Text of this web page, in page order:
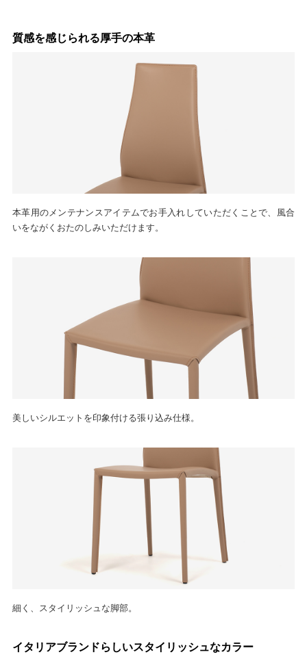
質感を感じられる厚手の本革
本革用のメンテナンスアイテムでお手入れしていただくことで、風合
いをながくおたのしみいただけます。
美しいシルエットを印象付ける張り込み仕様。
細く、スタイリッシュな脚部。
イタリアブランドらしいスタイリッシュなカラー